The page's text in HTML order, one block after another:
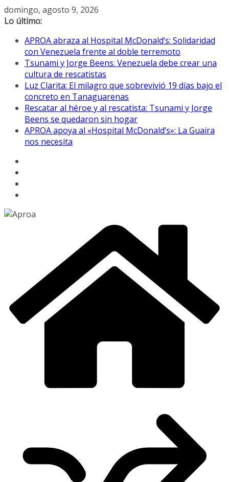
Saltar
al
domingo, agosto 9, 2026
Lo último:
APROA abraza al Hospital McDonald’s: Solidaridad
con Venezuela frente al doble terremoto
Tsunami y Jorge Beens: Venezuela debe crear una
cultura de rescatistas
Luz Clarita: El milagro que sobrevivió 19 días bajo el
concreto en Tanaguarenas
Rescatar al héroe y al rescatista: Tsunami y Jorge
Beens se quedaron sin hogar
APROA apoya al «Hospital McDonald’s»: La Guaira
nos necesita